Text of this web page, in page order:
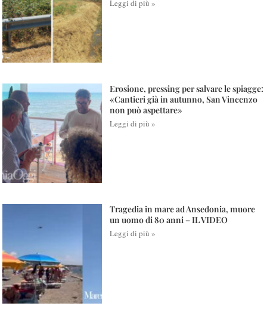
Leggi di più »
Erosione, pressing per salvare le spiagge:
«Cantieri già in autunno, San Vincenzo
non può aspettare»
Leggi di più »
Tragedia in mare ad Ansedonia, muore
un uomo di 80 anni – IL VIDEO
Leggi di più »